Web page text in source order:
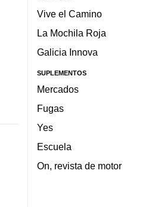
Vive el Camino
La Mochila Roja
Galicia Innova
SUPLEMENTOS
Mercados
Fugas
Yes
Escuela
On, revista de motor